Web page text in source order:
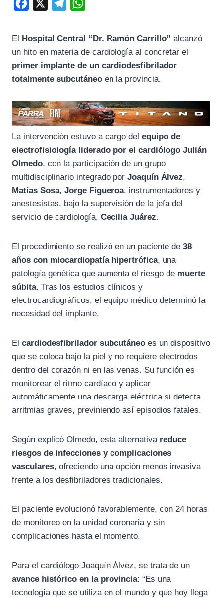
e
b
o
k
g
r
m
s
A
p
El Hospital Central “Dr. Ramón Carrillo” alcanzó
un hito en materia de cardiología al concretar el
primer implante de un cardiodesfibrilador
totalmente subcutáneo en la provincia.
La intervención estuvo a cargo del equipo de
electrofisiología liderado por el cardiólogo Julián
Olmedo, con la participación de un grupo
multidisciplinario integrado por Joaquín Álvez,
Matías Sosa, Jorge Figueroa, instrumentadores y
anestesistas, bajo la supervisión de la jefa del
servicio de cardiología, Cecilia Juárez.
El procedimiento se realizó en un paciente de 38
años con miocardiopatía hipertrófica, una
patología genética que aumenta el riesgo de muerte
súbita. Tras los estudios clínicos y
electrocardiográficos, el equipo médico determinó la
necesidad del implante.
El cardiodesfibrilador subcutáneo es un dispositivo
que se coloca bajo la piel y no requiere electrodos
dentro del corazón ni en las venas. Su función es
monitorear el ritmo cardíaco y aplicar
automáticamente una descarga eléctrica si detecta
arritmias graves, previniendo así episodios fatales.
Según explicó Olmedo, esta alternativa reduce
riesgos de infecciones y complicaciones
vasculares, ofreciendo una opción menos invasiva
frente a los desfibriladores tradicionales.
El paciente evolucionó favorablemente, con 24 horas
de monitoreo en la unidad coronaria y sin
complicaciones hasta el momento.
Para el cardiólogo Joaquín Álvez, se trata de un
avance histórico en la provincia: “Es una
tecnología que se utiliza en el mundo y que hoy llega